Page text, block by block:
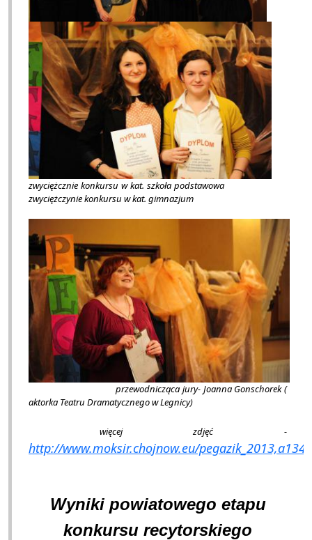
zwyciężcznie konkursu w kat. szkoła podstawowa
zwyciężczynie konkursu w kat. gimnazjum
przewodnicząca jury- Joanna Gonschorek (
aktorka Teatru Dramatycznego w Legnicy)
więcej zdjęć -
http://www.moksir.chojnow.eu/
Wyniki powiatowego etapu
konkursu recytorskiego